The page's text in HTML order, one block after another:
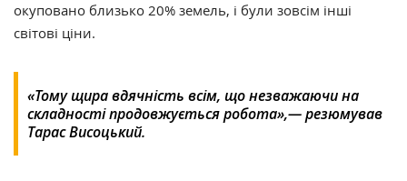
окуповано близько 20% земель, і були зовсім інші
світові ціни.
«Тому щира вдячність всім, що незважаючи на
складності продовжується робота»,— резюмував
Тарас Висоцький.